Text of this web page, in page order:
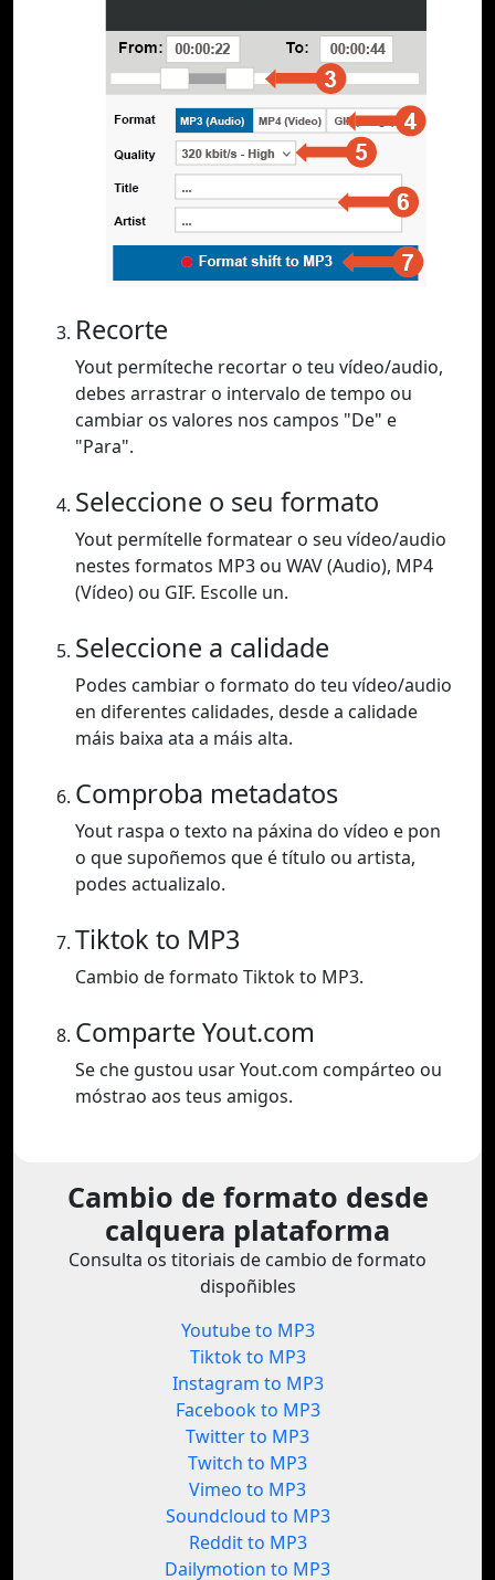
Recorte
Yout permíteche recortar o teu vídeo/audio,
debes arrastrar o intervalo de tempo ou
cambiar os valores nos campos "De" e
"Para".
Seleccione o seu formato
Yout permítelle formatear o seu vídeo/audio
nestes formatos MP3 ou WAV (Audio), MP4
(Vídeo) ou GIF. Escolle un.
Seleccione a calidade
Podes cambiar o formato do teu vídeo/audio
en diferentes calidades, desde a calidade
máis baixa ata a máis alta.
Comproba metadatos
Yout raspa o texto na páxina do vídeo e pon
o que supoñemos que é título ou artista,
podes actualizalo.
Tiktok to MP3
Cambio de formato Tiktok to MP3.
Comparte Yout.com
Se che gustou usar Yout.com compárteo ou
móstrao aos teus amigos.
Cambio de formato desde
calquera plataforma
Consulta os titoriais de cambio de formato
dispoñibles
Youtube to MP3
Tiktok to MP3
Instagram to MP3
Facebook to MP3
Twitter to MP3
Twitch to MP3
Vimeo to MP3
Soundcloud to MP3
Reddit to MP3
Dailymotion to MP3